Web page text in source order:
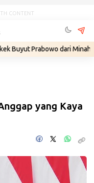
CONTENT
dari Minahasa •
yang Kaya